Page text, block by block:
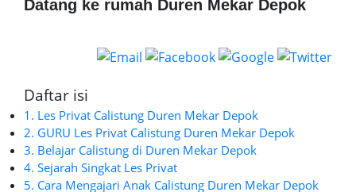
Datang ke rumah Duren Mekar Depok
Daftar isi
1. Les Privat Calistung Duren Mekar Depok
2. GURU Les Privat Calistung Duren Mekar Depok
3. Belajar Calistung di Duren Mekar Depok
4. Sejarah Singkat Les Privat
5. Cara Mengajari Anak Calistung Duren Mekar Depok